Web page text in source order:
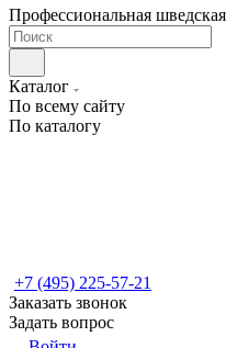
Профессиональная
Каталог
По всему сайту
По каталогу
+7 (495) 225-57-21
Заказать звонок
Задать вопрос